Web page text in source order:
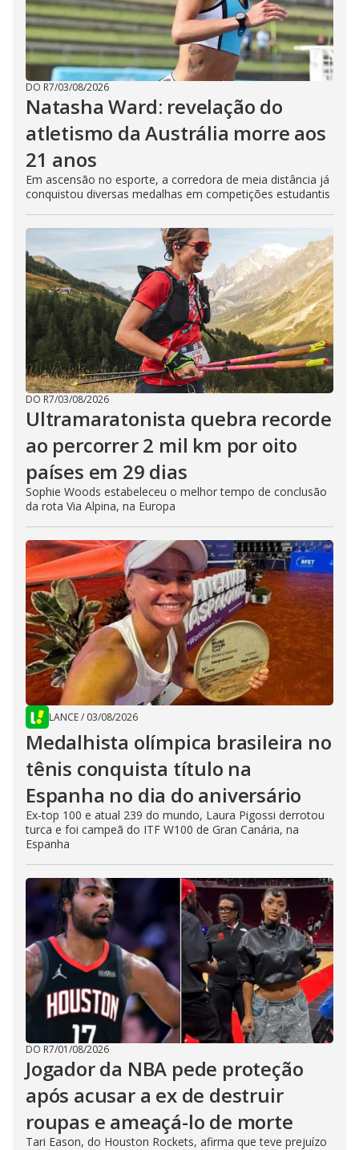
DO R7/03/08/2026
Natasha Ward: revelação do
atletismo da Austrália morre aos
21 anos
Em ascensão no esporte, a corredora de meia distância já
conquistou diversas medalhas em competições estudantis
DO R7/03/08/2026
Ultramaratonista quebra recorde
ao percorrer 2 mil km por oito
países em 29 dias
Sophie Woods estabeleceu o melhor tempo de conclusão
da rota Via Alpina, na Europa
LANCE/ 03/08/2026
Medalhista olímpica brasileira no
tênis conquista título na
Espanha no dia do aniversário
Ex-top 100 e atual 239 do mundo, Laura Pigossi derrotou
turca e foi campeã do ITF W100 de Gran Canária, na
Espanha
DO R7/01/08/2026
Jogador da NBA pede proteção
após acusar a ex de destruir
roupas e ameaçá-lo de morte
Tari Eason, do Houston Rockets, afirma que teve prejuízo